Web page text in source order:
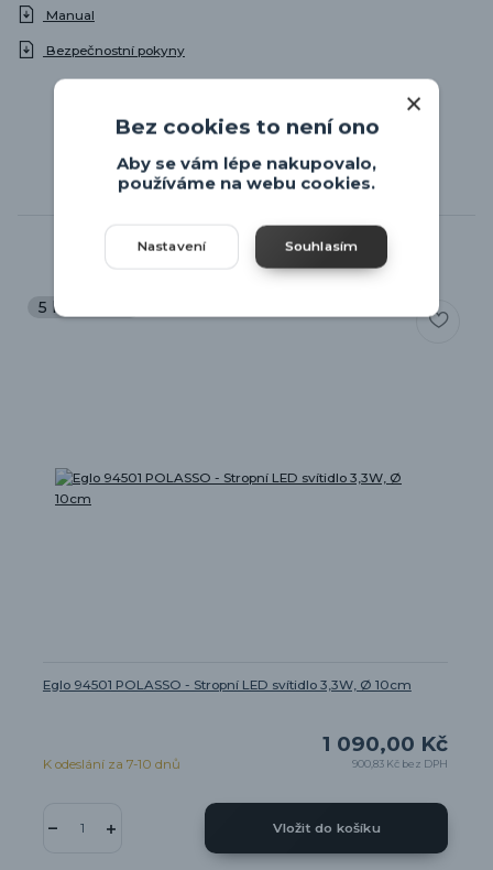
Manual
Bezpečnostní pokyny
5 let záruka
Eglo 94501 POLASSO - Stropní LED svítidlo 3,3W, Ø 10cm
1 090,00 Kč
900,83 Kč bez DPH
K odeslání za 7-10 dnů
Vložit do košíku
Bez cookies to není ono
Aby se vám lépe nakupovalo,
používáme na webu cookies.
Nastavení Souhlasím